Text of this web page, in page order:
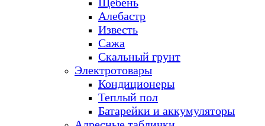
Алебастр
Известь
Сажа
Скальный грунт
Электротовары
Кондиционеры
Теплый пол
Батарейки и аккумуляторы